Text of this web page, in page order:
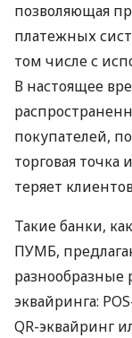
позволяющая
платежных
том числе с
В настоящее
покупателей,
торговая
теряет
Такие банки,
ПУМБ,
разнообразные
эквайринга:
QR-эквайринг